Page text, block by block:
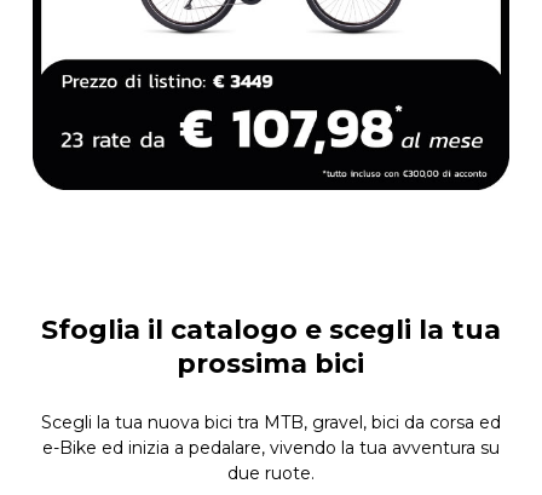
Sfoglia il catalogo e scegli la tua
prossima bici
Scegli la tua nuova bici tra MTB, gravel, bici da corsa ed
e-Bike ed inizia a pedalare, vivendo la tua avventura su
due ruote.